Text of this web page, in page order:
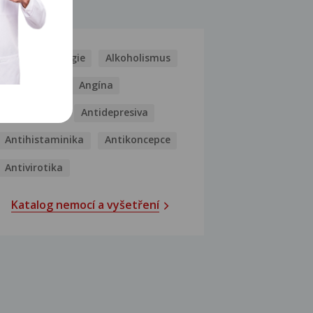
Alergie Alkoholismus
Analgetika Angína
Antidepresiva
Antihistaminika Antikoncepce
Antivirotika
Katalog nemocí a vyšetření